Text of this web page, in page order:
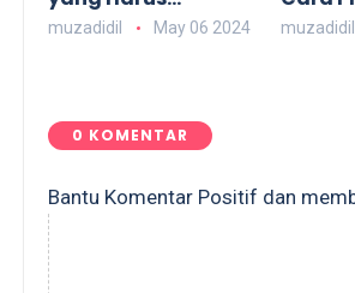
Dihindari Saat
Berjualan Pulsa
muzadidil May 06 2024 muzadidil
0 KOMENTAR
Bantu Komentar Positif dan